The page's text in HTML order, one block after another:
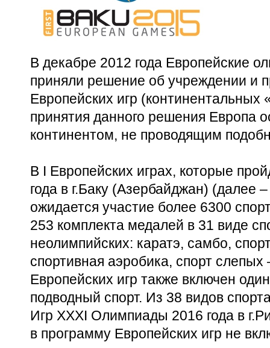
В декабре 2012 года Европейские
приняли решение об учреждении и
Европейских игр
принятия данного решения Европа
континентом, не проводящим
В I Европейских играх, которые
года в г.Баку (Азербайджан) (далее
ожидается участие более 6300
253 комплекта медалей в 31 виде
неолимпийских: каратэ, самбо,
спортивная аэробика, спорт
Европейских игр также включен
подводный спорт. Из 38 видов
Игр XXXI Олимпиады 2016 года в
в программу Европейских игр не